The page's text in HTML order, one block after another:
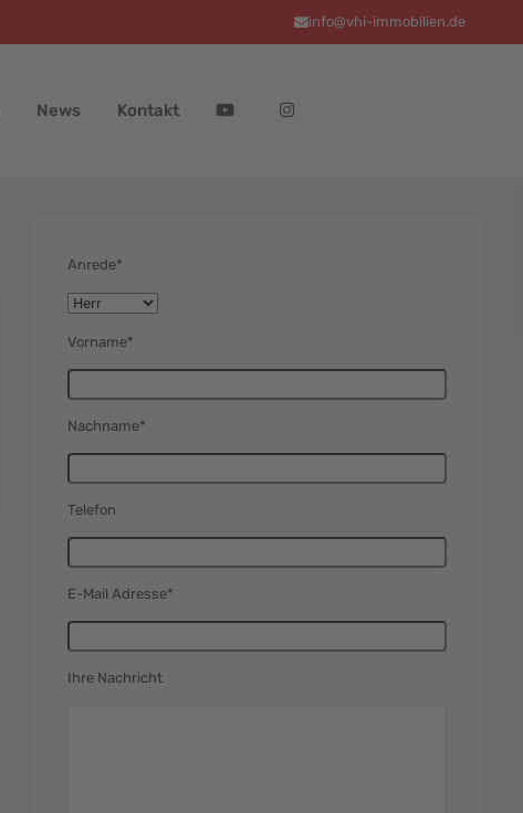
info@vhi-immobilien.de
News Kontakt
Anrede*
Vorname*
Nachname*
Telefon
E-Mail Adresse*
Ihre Nachricht